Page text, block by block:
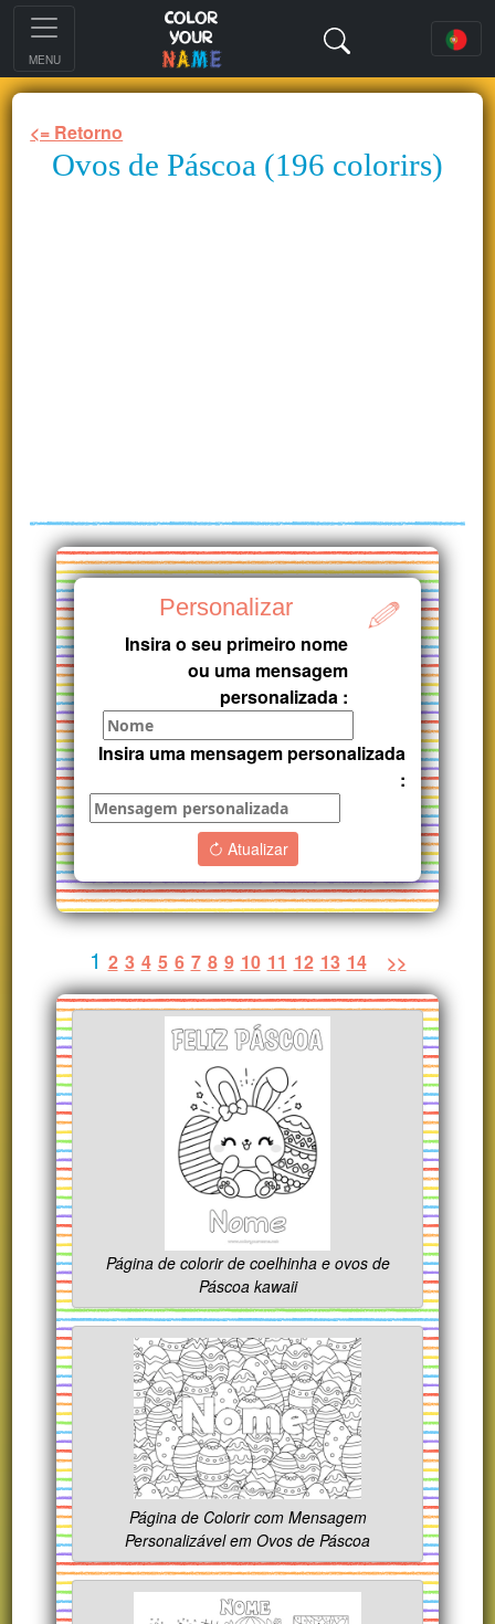
MENU
<= Retorno
Ovos de Páscoa (196 colorirs)
Personalizar
Insira o seu primeiro nome
ou uma mensagem
personalizada :
Insira uma mensagem personalizada
:
Atualizar
1 2 3 4 5 6 7 8 9 10 11 12 13 14 >>
Página de colorir de coelhinha e ovos de
Páscoa kawaii
Página de Colorir com Mensagem
Personalizável em Ovos de Páscoa